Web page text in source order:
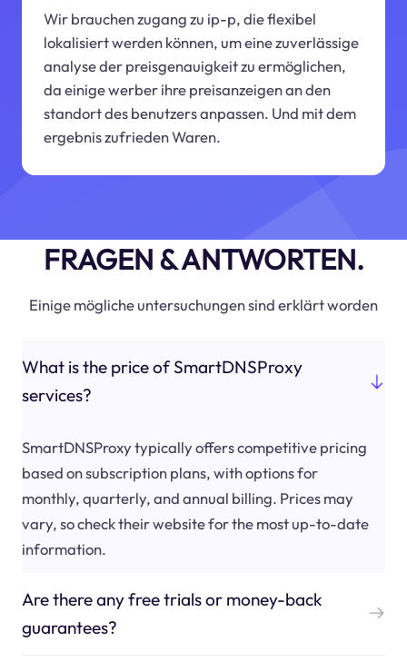
Wir brauchen zugang zu ip-p, die flexibel
lokalisiert werden können, um eine zuverlässige
analyse der preisgenauigkeit zu ermöglichen,
da einige werber ihre preisanzeigen an den
standort des benutzers anpassen. Und mit dem
ergebnis zufrieden Waren.
FRAGEN & ANTWORTEN.
Einige mögliche untersuchungen sind erklärt worden
What is the price of SmartDNSProxy
services?
SmartDNSProxy typically offers competitive pricing
based on subscription plans, with options for
monthly, quarterly, and annual billing. Prices may
vary, so check their website for the most up-to-date
information.
Are there any free trials or money-back
guarantees?